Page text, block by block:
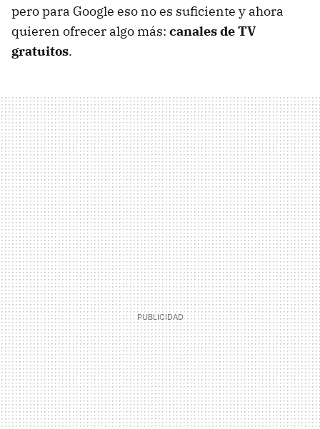
pero para Google eso no es suficiente y ahora
quieren ofrecer algo más: canales de TV
gratuitos.